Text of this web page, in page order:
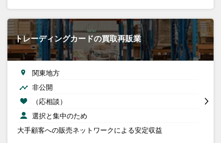
トレーディングカードの買取再販業
関東地方
非公開
（応相談）
選択と集中のため
大手顧客への販売ネットワークによる安定収益